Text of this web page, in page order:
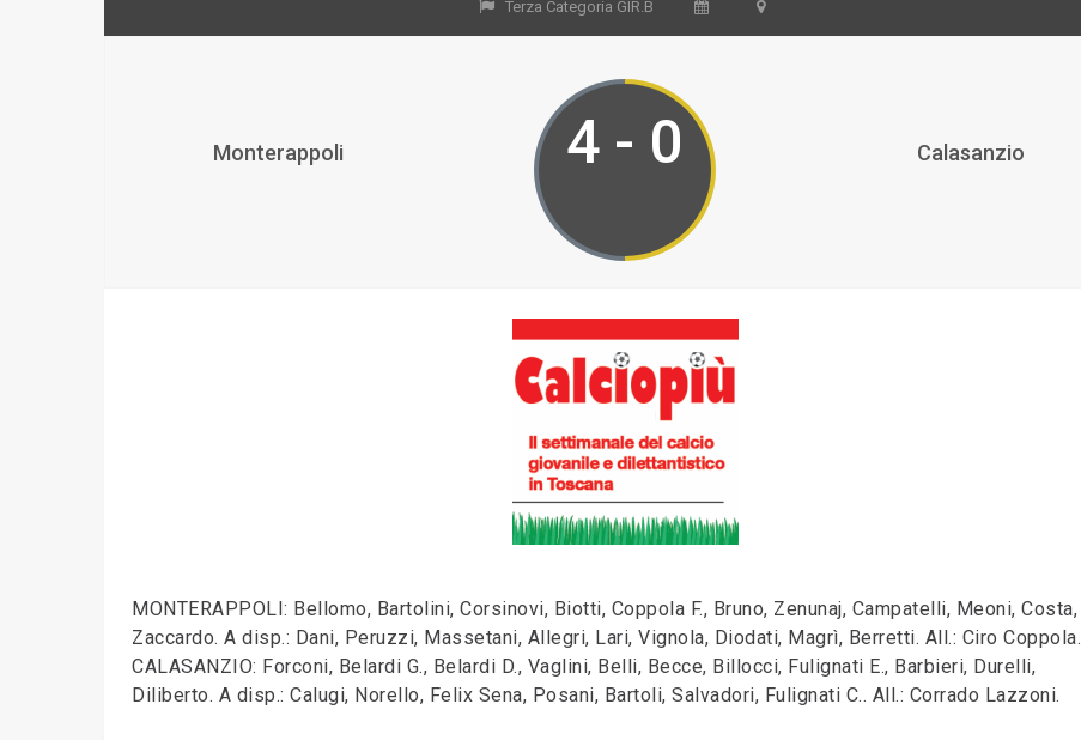
Terza Categoria GIR.B
Monterappoli 4 - 0 Calasanzio
MONTERAPPOLI: Bellomo, Bartolini, Corsinovi, Biotti, Coppola F., Bruno, Zenunaj, Campatelli, Meoni, Costa,
Zaccardo. A disp.: Dani, Peruzzi, Massetani, Allegri, Lari, Vignola, Diodati, Magrì, Berretti. All.: Ciro Coppola.
CALASANZIO: Forconi, Belardi G., Belardi D., Vaglini, Belli, Becce, Billocci, Fulignati E., Barbieri, Durelli,
Diliberto. A disp.: Calugi, Norello, Felix Sena, Posani, Bartoli, Salvadori, Fulignati C.. All.: Corrado Lazzoni.